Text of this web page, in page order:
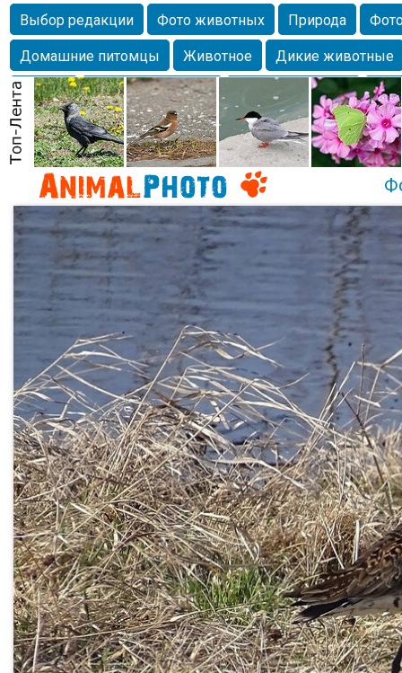
Выбор редакции Фото животных Природа
Домашние питомцы
Животное
Дикие животные
Собаки
Alexanderandronik Млекопитающие
Морда
Собачка Осень Портрет
Домашние
Насекомое
Коты Lebert Дикие птицы Утка